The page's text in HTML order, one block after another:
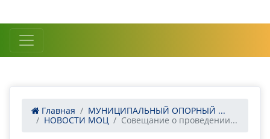
Главная
МУНИЦИПАЛЬНЫЙ ОПОРНЫЙ ...
НОВОСТИ МОЦ
Совещание о проведении...